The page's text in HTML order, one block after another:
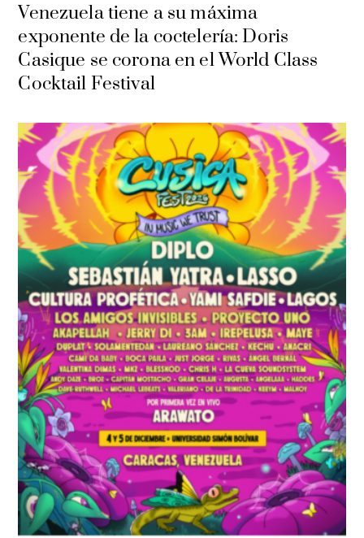
Venezuela tiene a su máxima
exponente de la coctelería: Doris
Casique se corona en el World Class
Cocktail Festival